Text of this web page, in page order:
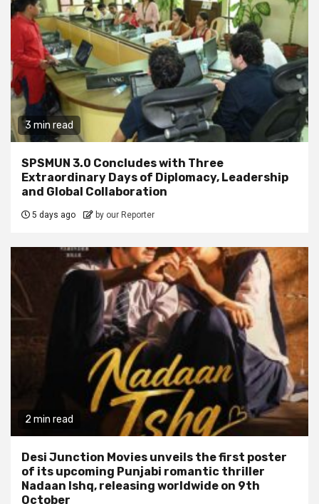
3 min read
SPSMUN 3.0 Concludes with Three
Extraordinary Days of Diplomacy, Leadership
and Global Collaboration
5 days ago by our Reporter
2 min read
Desi Junction Movies unveils the first poster
of its upcoming Punjabi romantic thriller
Nadaan Ishq, releasing worldwide on 9th
October